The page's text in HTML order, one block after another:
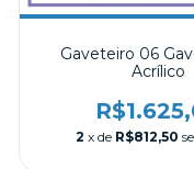
Gaveteiro 06
Acrílico
2 x de R$812,50